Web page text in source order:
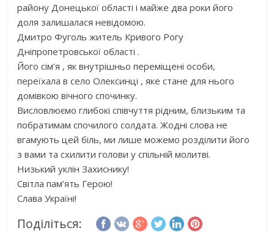
району Донецької області і майже два роки його
доля залишалася невідомою.
Дмитро Фуголь житель Кривого Рогу
Дніпропетровської області .
Його сім’я , як внутрішньо переміщені особи,
переїхала в село Олексинці , яке стане для нього
домівкою вічного спочинку.
Висловлюємо глибокі співчуття рідним, близьким та
побратимам спочилого солдата. Жодні слова не
вгамують цей біль, ми лише можемо розділити його
з вами та схилити голови у спільній молитві.
Низький уклін Захиснику!
Світла пам’ять Герою!
Слава Україні!
Поділіться: